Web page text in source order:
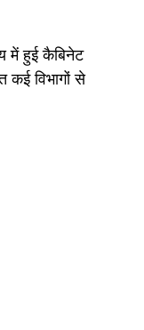
में हुई कैबिनेट
कई विभागों से